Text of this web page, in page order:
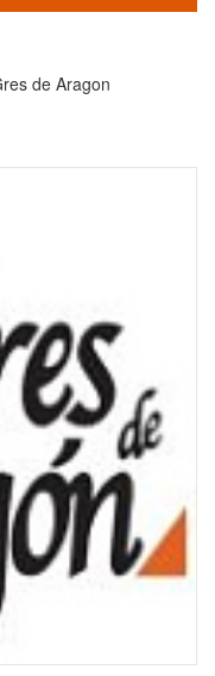
de Aragon